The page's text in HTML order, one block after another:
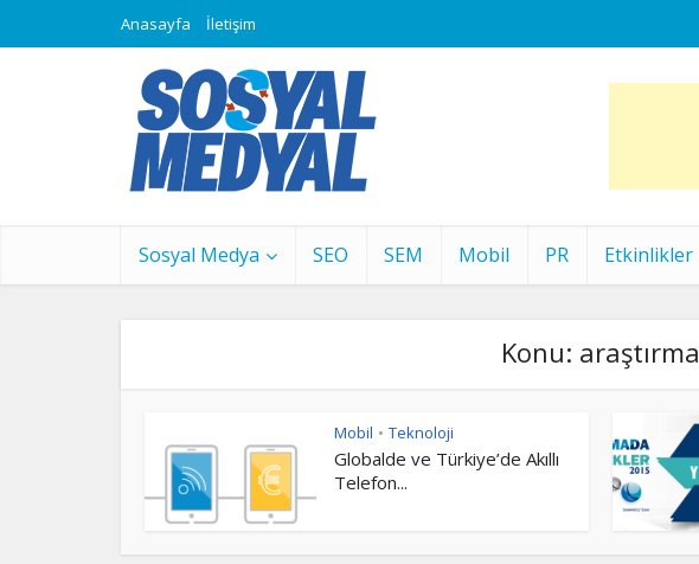
Anasayfa İletişim
Sosyal Medya SEO SEM Mobil PR Etkinlikler
Konu: araştırma
Mobil • Teknoloji
Globalde ve Türkiye’de Akıllı
Telefon...